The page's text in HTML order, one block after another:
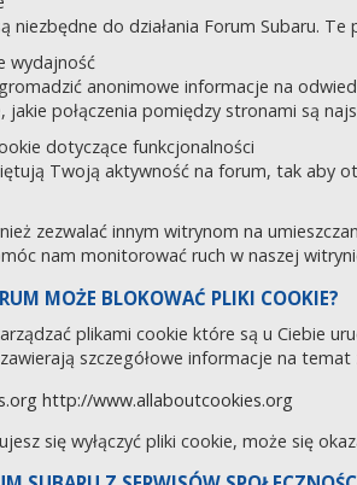
niezbędne do działania Forum Subaru.
wydajność
anonimowe informacje na
połączenia pomiędzy stronami są
dotyczące funkcjonalności
Twoją aktywność na forum, tak aby
zezwalać innym witrynom na
nam monitorować ruch w naszej
MOŻE BLOKOWAĆ PLIKI COOKIE?
plikami cookie które są u Ciebie
szczegółowe informacje na
http://www.allaboutcookies.org
się wyłączyć pliki cookie, może się